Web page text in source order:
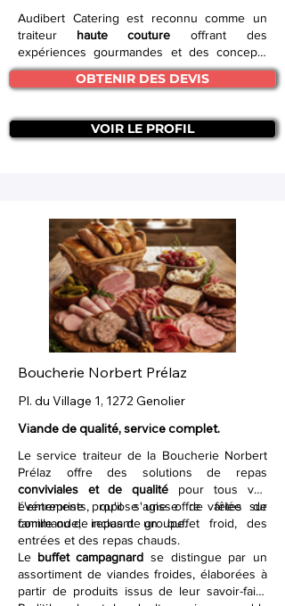
gourmandes uniques.
Audibert Catering est reconnu comme un
traiteur haute couture offrant des
expériences gourmandes et des concepts
uniques pour tous types d'événements,
qu'ils soient privés ou professionnels. Fondé
distingue par son approchesur-mesure,
garantissant des prestations adaptées aux
la possibilité d'adapter les menus, intégrant
produits de saison, et d'offrir des
animations culinaires originales, allant du bar
à huîtres aux glaces à l'azote, où les chefs
réalisent un véritable spectacle. Qu'il
s'agisse de cuisine gastronomique,
moléculaire, d'un service à l'assiette ou de
cocktails dînatoires, Audibert Catering
accompagne ses clients dans la composition
d'unmenu mémorable.
OBTENIR DES DEVIS
VOIR LE PROFIL
Boucherie Norbert Prélaz
Pl. du Village 1, 1272 Genolier
Viande de qualité, service complet.
Le service traiteur de la Boucherie Norbert
Prélaz offre des solutions de repas
conviviales et de qualité pour tous vos
événements, qu'il s'agisse de fêtes de
famille ou de repas de groupe.
L'entreprise propose une offre variée sur
commande, incluant un buffet froid, des
entrées et des repas chauds.
Le buffet campagnard se distingue par un
assortiment de viandes froides, élaborées à
partir de produits issus de leur savoir-faire